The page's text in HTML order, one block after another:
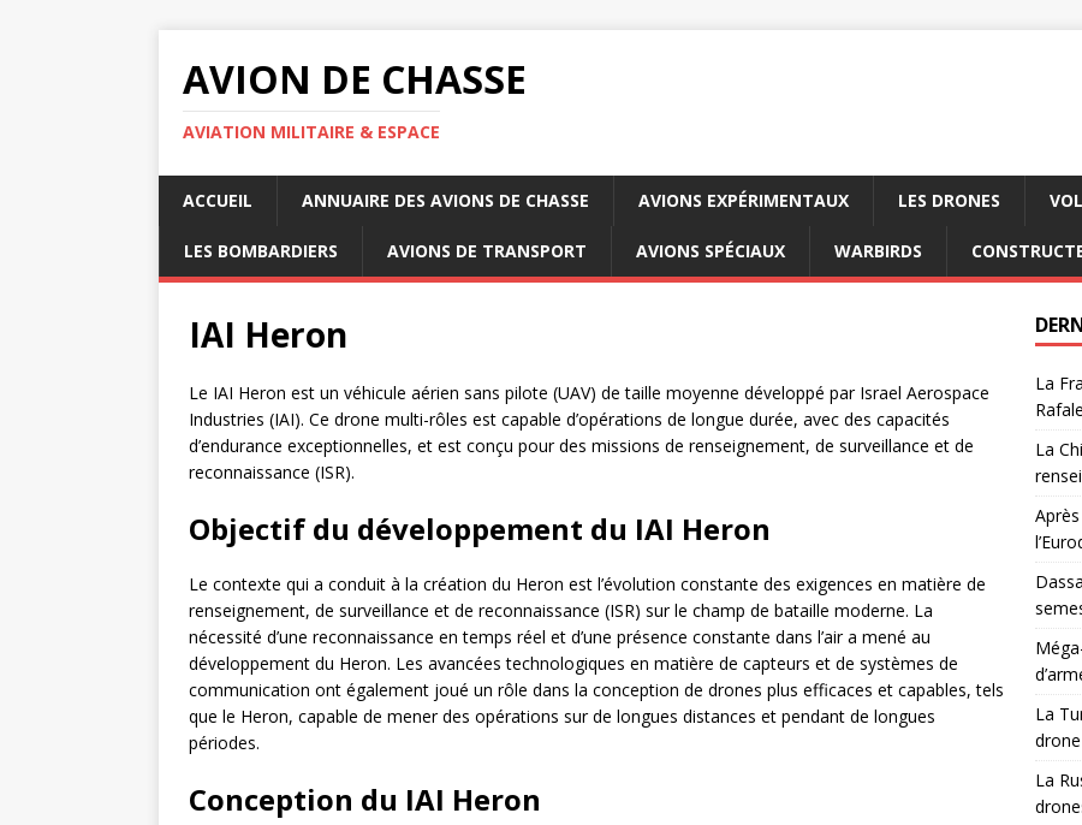
AVION DE CHASSE
AVIATION MILITAIRE & ESPACE
ACCUEIL ANNUAIRE DES AVIONS DE CHASSE AVIONS EXPÉRIMENTAUX LES DRONES
LES BOMBARDIERS AVIONS DE TRANSPORT AVIONS SPÉCIAUX WARBIRDS
IAI Heron
Le IAI Heron est un véhicule aérien sans pilote (UAV) de taille moyenne développé par Israel Aerospace
Industries (IAI). Ce drone multi-rôles est capable d’opérations de longue durée, avec des capacités
d’endurance exceptionnelles, et est conçu pour des missions de renseignement, de surveillance et de
reconnaissance (ISR).
Objectif du développement du IAI Heron
Le contexte qui a conduit à la création du Heron est l’évolution constante des exigences en matière de
renseignement, de surveillance et de reconnaissance (ISR) sur le champ de bataille moderne. La
nécessité d’une reconnaissance en temps réel et d’une présence constante dans l’air a mené au
développement du Heron. Les avancées technologiques en matière de capteurs et de systèmes de
communication ont également joué un rôle dans la conception de drones plus efficaces et capables, tels
que le Heron, capable de mener des opérations sur de longues distances et pendant de longues
périodes.
Conception du IAI Heron
La
La
La
drone
La